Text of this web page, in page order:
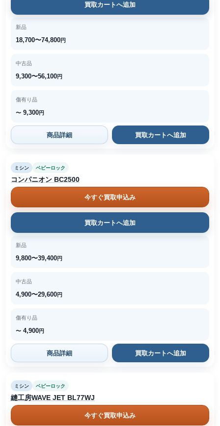
買取カートへ追加
新品
18,700〜74,800円
中古品
9,300〜56,100円
傷有り品
〜 9,300円
商品詳細 買取カートへ追加
ミシン ベビーロック
コンパニオン BC2500
今すぐ買取申込み
買取カートへ追加
新品
9,800〜39,400円
中古品
4,900〜29,600円
傷有り品
〜 4,900円
商品詳細 買取カートへ追加
ミシン ベビーロック
縫工房WAVE JET BL77WJ
今すぐ買取申込み